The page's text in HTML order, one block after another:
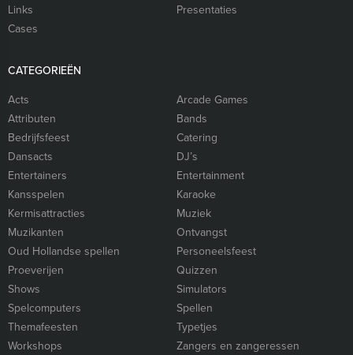
Links
Presentaties
Cases
CATEGORIEËN
Acts
Arcade Games
Attributen
Bands
Bedrijfsfeest
Catering
Dansacts
DJ’s
Entertainers
Entertainment
Kansspelen
Karaoke
Kermisattracties
Muziek
Muzikanten
Ontvangst
Oud Hollandse spellen
Personeelsfeest
Proeverijen
Quizzen
Shows
Simulators
Spelcomputers
Spellen
Themafeesten
Typetjes
Workshops
Zangers en zangeressen